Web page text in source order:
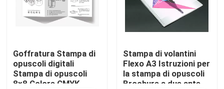
Stampa scatola di imballaggio
Confezione regalo in carta di cartone
Goffratura Stampa di
opuscoli digitali
Stampa di opuscoli
8x8 Colore CMYK
Stampa di volantini
Flexo A3 Istruzioni per
la stampa di opuscoli
Brochure a due ante